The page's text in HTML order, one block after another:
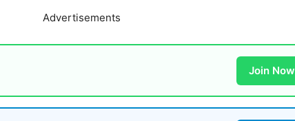
Advertisements
Join Now